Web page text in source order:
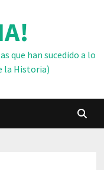
que han sucedido a lo
la Historia)